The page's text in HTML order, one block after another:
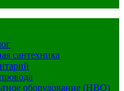
сантехника
оборудование (НВО)